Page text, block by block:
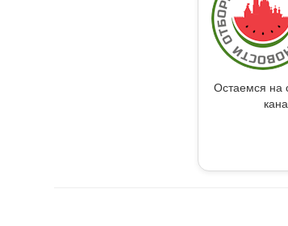
Остаемся на